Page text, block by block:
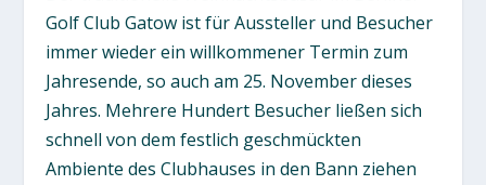
Golf Club Gatow ist für Aussteller und Besucher
immer wieder ein willkommener Termin zum
Jahresende, so auch am 25. November dieses
Jahres. Mehrere Hundert Besucher ließen sich
schnell von dem festlich geschmückten
Ambiente des Clubhauses in den Bann ziehen